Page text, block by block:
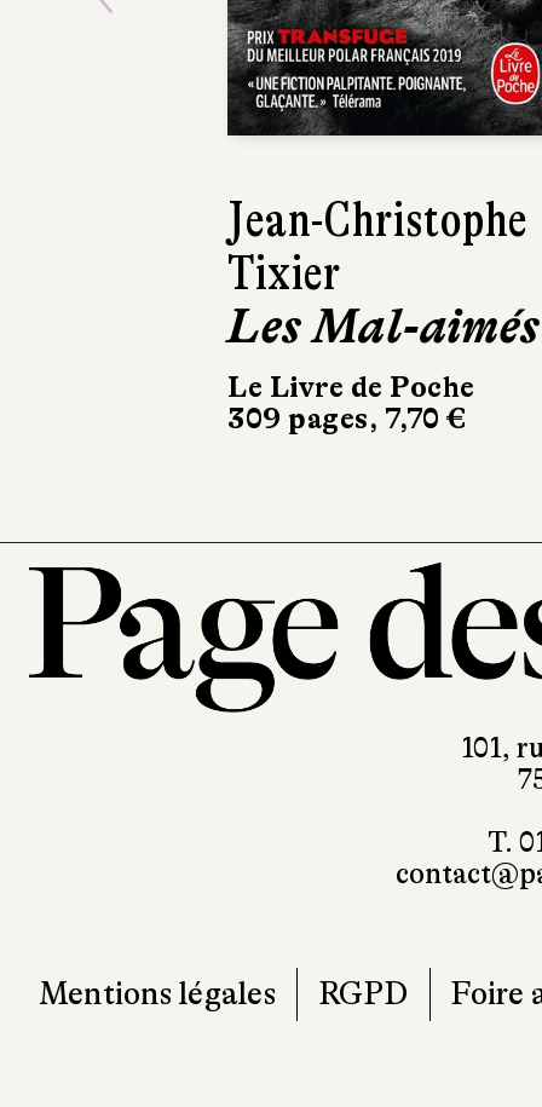
David Zukerman
San Perdido
Le Livre de Poche
Previous
101,
T.
Mentions légales RGPD Foire